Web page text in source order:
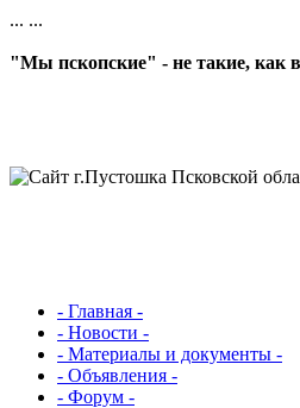
... ...
"Мы пскопские" - не такие, как
- Главная -
- Новости -
- Материалы и документы -
- Объявления -
- Форум -